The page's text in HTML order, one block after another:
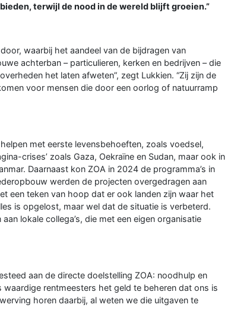
terwijl de nood in de wereld blijft groeien.”
waarbij het aandeel van de bijdragen van
achterban – particulieren, kerken en bedrijven – die
het laten afweten”, zegt Lukkien. “Zij zijn de
voor mensen die door een oorlog of natuurramp
met eerste levensbehoeften, zoals voedsel,
crises’ zoals Gaza, Oekraïne en Sudan, maar ook in
Daarnaast kon ZOA in 2024 de programma’s in
werden de projecten overgedragen aan
een teken van hoop dat er ook landen zijn waar het
is opgelost, maar wel dat de situatie is verbeterd.
lokale collega’s, die met een eigen organisatie
aan de directe doelstelling ZOA: noodhulp en
rentmeesters het geld te beheren dat ons is
horen daarbij, al weten we die uitgaven te